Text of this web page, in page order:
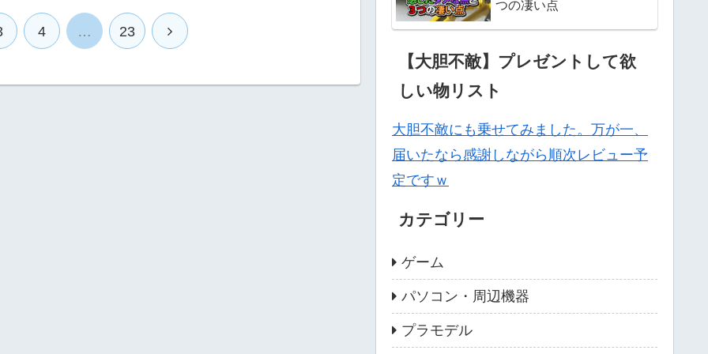
4 … 23
つの凄い点
【大胆不敵】プレゼントして欲
しい物リスト
大胆不敵にも乗せてみました。万が一、
届いたなら感謝しながら順次レビュー予
定ですｗ
カテゴリー
ゲーム
パソコン・周辺機器
プラモデル